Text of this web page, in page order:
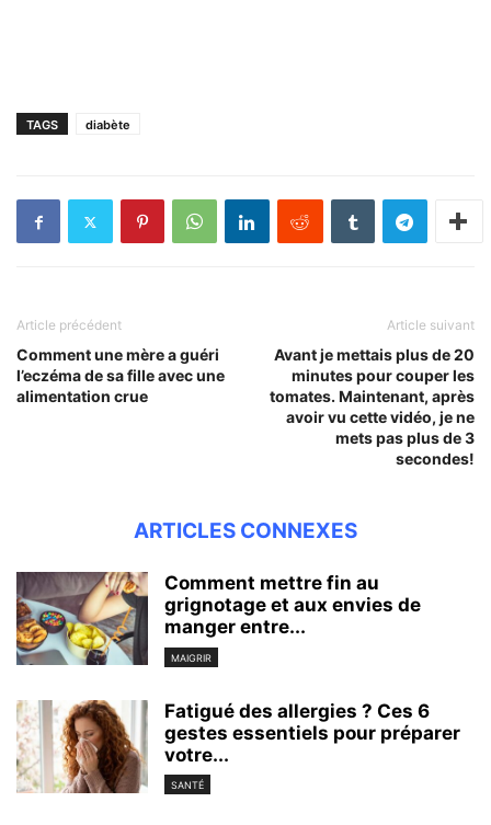
TAGS diabète
Article précédent
Comment une mère a guéri
l’eczéma de sa fille avec une
alimentation crue
Article suivant
Avant je mettais plus de 20
minutes pour couper les
tomates. Maintenant, après
avoir vu cette vidéo, je ne
mets pas plus de 3
secondes!
ARTICLES CONNEXES
Comment mettre fin au
grignotage et aux envies de
manger entre...
MAIGRIR
Fatigué des allergies ? Ces 6
gestes essentiels pour préparer
votre...
SANTÉ